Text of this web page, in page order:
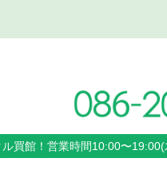
ル買館！営業時間10:00〜19:00(